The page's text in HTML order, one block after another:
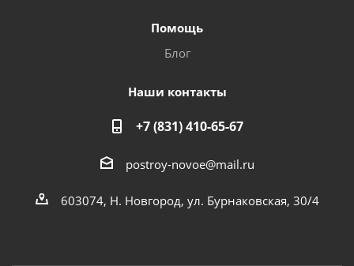
Помощь
Блог
Наши контакты
+7 (831) 410-65-67
postroy-novoe@mail.ru
603074, Н. Новгород, ул. Бурнаковская, 30/4